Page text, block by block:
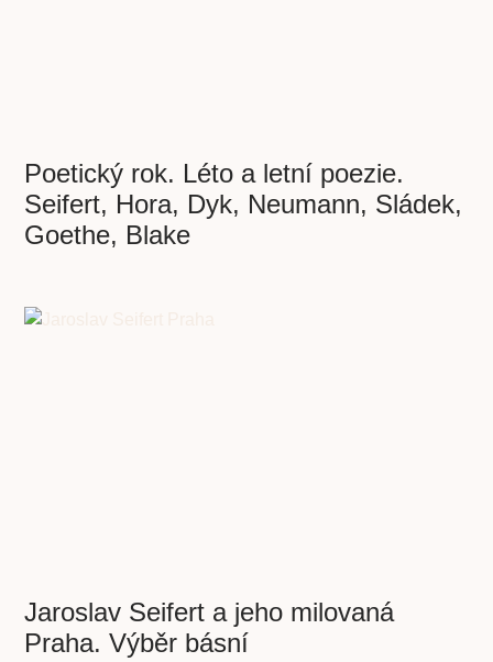
Poetický rok. Léto a letní poezie.
Seifert, Hora, Dyk, Neumann, Sládek,
Goethe, Blake
Jaroslav Seifert a jeho milovaná
Praha. Výběr básní